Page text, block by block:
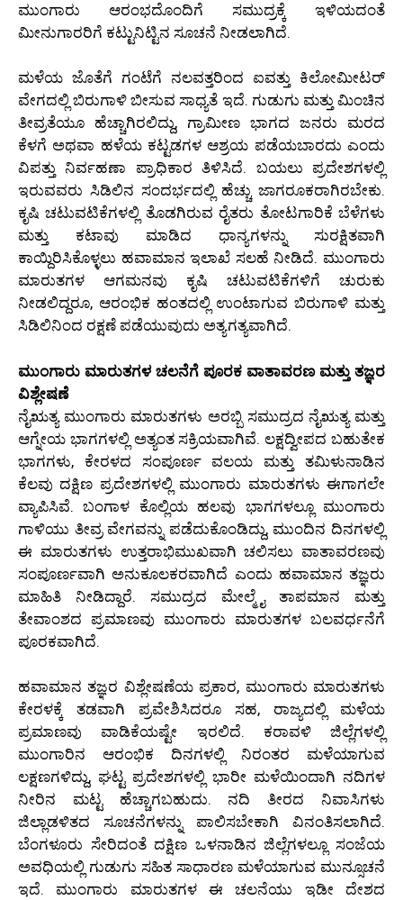
ಮುಂಗಾರು ಆರಂಭದೊಂದಿಗೆ ಸಮುದ್ರಕ್ಕೆ ಇಳಿಯದಂತೆ
ಮೀನುಗಾರರಿಗೆ ಕಟ್ಟುನಿಟ್ಟಿನ ಸೂಚನೆ ನೀಡಲಾಗಿದೆ.
ಮಳೆಯ ಜೊತೆಗೆ ಗಂಟೆಗೆ ನಲವತ್ತರಿಂದ ಐವತ್ತು ಕಿಲೋಮೀಟರ್
ವೇಗದಲ್ಲಿ ಬಿರುಗಾಳಿ ಬೀಸುವ ಸಾಧ್ಯತೆ ಇದೆ. ಗುಡುಗು ಮತ್ತು ಮಿಂಚಿನ
ತೀವ್ರತೆಯೂ ಹೆಚ್ಚಾಗಿರಲಿದ್ದು, ಗ್ರಾಮೀಣ ಭಾಗದ ಜನರು ಮರದ
ಕೆಳಗೆ ಅಥವಾ ಹಳೆಯ ಕಟ್ಟಡಗಳ ಆಶ್ರಯ ಪಡೆಯಬಾರದು ಎಂದು
ವಿಪತ್ತು ನಿರ್ವಹಣಾ ಪ್ರಾಧಿಕಾರ ತಿಳಿಸಿದೆ. ಬಯಲು ಪ್ರದೇಶಗಳಲ್ಲಿ
ಇರುವವರು ಸಿಡಿಲಿನ ಸಂದರ್ಭದಲ್ಲಿ ಹೆಚ್ಚು ಜಾಗರೂಕರಾಗಿರಬೇಕು.
ಕೃಷಿ ಚಟುವಟಿಕೆಗಳಲ್ಲಿ ತೊಡಗಿರುವ ರೈತರು ತೋಟಗಾರಿಕೆ ಬೆಳೆಗಳು
ಮತ್ತು ಕಟಾವು ಮಾಡಿದ ಧಾನ್ಯಗಳನ್ನು ಸುರಕ್ಷಿತವಾಗಿ
ಕಾಯ್ದಿರಿಸಿಕೊಳ್ಳಲು ಹವಾಮಾನ ಇಲಾಖೆ ಸಲಹೆ ನೀಡಿದೆ. ಮುಂಗಾರು
ಮಾರುತಗಳ ಆಗಮನವು ಕೃಷಿ ಚಟುವಟಿಕೆಗಳಿಗೆ ಚುರುಕು
ನೀಡಲಿದ್ದರೂ, ಆರಂಭಿಕ ಹಂತದಲ್ಲಿ ಉಂಟಾಗುವ ಬಿರುಗಾಳಿ ಮತ್ತು
ಸಿಡಿಲಿನಿಂದ ರಕ್ಷಣೆ ಪಡೆಯುವುದು ಅತ್ಯಗತ್ಯವಾಗಿದೆ.
ಮುಂಗಾರು ಮಾರುತಗಳ ಚಲನೆಗೆ ಪೂರಕ ವಾತಾವರಣ ಮತ್ತು ತಜ್ಞರ
ವಿಶ್ಲೇಷಣೆ
ನೈಋತ್ಯ ಮುಂಗಾರು ಮಾರುತಗಳು ಅರಬ್ಬಿ ಸಮುದ್ರದ ನೈಋತ್ಯ ಮತ್ತು
ಆಗ್ನೇಯ ಭಾಗಗಳಲ್ಲಿ ಅತ್ಯಂತ ಸಕ್ರಿಯವಾಗಿವೆ. ಲಕ್ಷದ್ವೀಪದ ಬಹುತೇಕ
ಭಾಗಗಳು, ಕೇರಳದ ಸಂಪೂರ್ಣ ವಲಯ ಮತ್ತು ತಮಿಳುನಾಡಿನ
ಕೆಲವು ದಕ್ಷಿಣ ಪ್ರದೇಶಗಳಲ್ಲಿ ಮುಂಗಾರು ಮಾರುತಗಳು ಈಗಾಗಲೇ
ವ್ಯಾಪಿಸಿವೆ. ಬಂಗಾಳ ಕೊಲ್ಲಿಯ ಹಲವು ಭಾಗಗಳಲ್ಲೂ ಮುಂಗಾರು
ಗಾಳಿಯು ತೀವ್ರ ವೇಗವನ್ನು ಪಡೆದುಕೊಂಡಿದ್ದು, ಮುಂದಿನ ದಿನಗಳಲ್ಲಿ
ಈ ಮಾರುತಗಳು ಉತ್ತರಾಭಿಮುಖವಾಗಿ ಚಲಿಸಲು ವಾತಾವರಣವು
ಸಂಪೂರ್ಣವಾಗಿ ಅನುಕೂಲಕರವಾಗಿದೆ ಎಂದು ಹವಾಮಾನ ತಜ್ಞರು
ಮಾಹಿತಿ ನೀಡಿದ್ದಾರೆ. ಸಮುದ್ರದ ಮೇಲ್ಮೈ ತಾಪಮಾನ ಮತ್ತು
ತೇವಾಂಶದ ಪ್ರಮಾಣವು ಮುಂಗಾರು ಮಾರುತಗಳ ಬಲವರ್ಧನೆಗೆ
ಪೂರಕವಾಗಿದೆ.
ಹವಾಮಾನ ತಜ್ಞರ ವಿಶ್ಲೇಷಣೆಯ ಪ್ರಕಾರ, ಮುಂಗಾರು ಮಾರುತಗಳು
ಕೇರಳಕ್ಕೆ ತಡವಾಗಿ ಪ್ರವೇಶಿಸಿದರೂ ಸಹ, ರಾಜ್ಯದಲ್ಲಿ ಮಳೆಯ
ಪ್ರಮಾಣವು ವಾಡಿಕೆಯಷ್ಟೇ ಇರಲಿದೆ. ಕರಾವಳಿ ಜಿಲ್ಲೆಗಳಲ್ಲಿ
ಮುಂಗಾರಿನ ಆರಂಭಿಕ ದಿನಗಳಲ್ಲಿ ನಿರಂತರ ಮಳೆಯಾಗುವ
ಲಕ್ಷಣಗಳಿದ್ದು, ಘಟ್ಟ ಪ್ರದೇಶಗಳಲ್ಲಿ ಭಾರೀ ಮಳೆಯಿಂದಾಗಿ ನದಿಗಳ
ನೀರಿನ ಮಟ್ಟ ಹೆಚ್ಚಾಗಬಹುದು. ನದಿ ತೀರದ ನಿವಾಸಿಗಳು
ಜಿಲ್ಲಾಡಳಿತದ ಸೂಚನೆಗಳನ್ನು ಪಾಲಿಸಬೇಕಾಗಿ ವಿನಂತಿಸಲಾಗಿದೆ.
ಬೆಂಗಳೂರು ಸೇರಿದಂತೆ ದಕ್ಷಿಣ ಒಳನಾಡಿನ ಜಿಲ್ಲೆಗಳಲ್ಲೂ ಸಂಜೆಯ
ಅವಧಿಯಲ್ಲಿ ಗುಡುಗು ಸಹಿತ ಸಾಧಾರಣ ಮಳೆಯಾಗುವ ಮುನ್ಸೂಚನೆ
ಇದೆ. ಮುಂಗಾರು ಮಾರುತಗಳ ಈ ಚಲನೆಯು ಇಡೀ ದೇಶದ